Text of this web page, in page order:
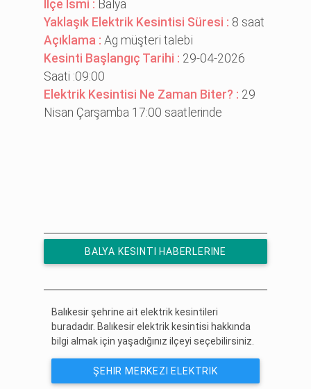
İlçe İsmi : Balya
Yaklaşık Elektrik Kesintisi Süresi : 8 saat
Açıklama :Ag müşteri̇ talebi̇
Kesinti Başlangıç Tarihi : 29-04-2026
Saati :09:00
Elektrik Kesintisi Ne Zaman Biter? : 29
Nisan Çarşamba 17:00 saatlerinde
BALYA KESINTI HABERLERINE
Balıkesir şehrine ait elektrik kesintileri
buradadır. Balıkesir elektrik kesintisi hakkında
bilgi almak için yaşadığınız ilçeyi seçebilirsiniz.
ŞEHIR MERKEZI ELEKTRIK